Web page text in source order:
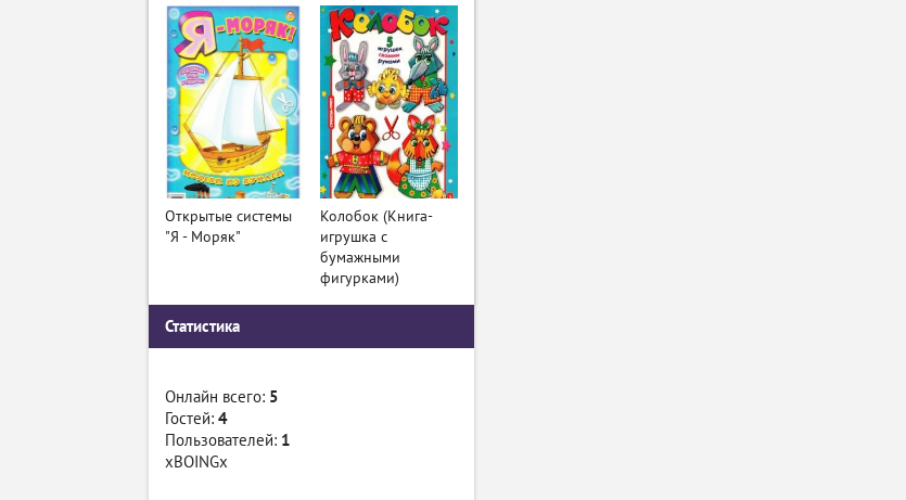
Открытые системы
"Я - Моряк"
Колобок (Книга-
игрушка с
бумажными
фигурками)
Статистика
Онлайн всего: 5
Гостей: 4
Пользователей: 1
xBOINGx